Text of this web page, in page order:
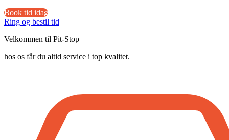
Book tid idag
Ring og bestil tid
Velkommen til Pit-Stop
hos os får du altid service i top kvalitet.